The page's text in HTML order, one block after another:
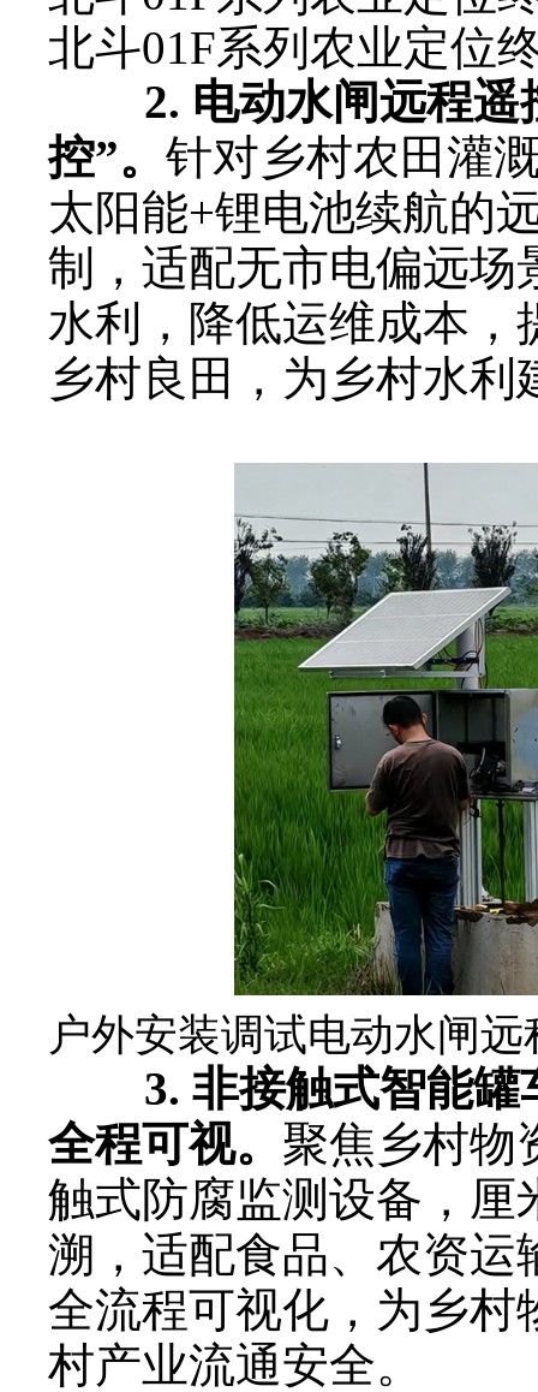
北斗01F系列农业定位
2. 电动水闸远程遥
控”。 针对乡村农田灌
太阳能+锂电池续航的
制，适配无市电偏远场
水利，降低运维成本，
乡村良田，为乡村水
户外安装调试电动水闸
3. 非接触式智能罐
全程可视。 聚焦乡村物
触式防腐监测设备，厘
溯，适配食品、农资运
全流程可视化，为乡村
村产业流通安全。